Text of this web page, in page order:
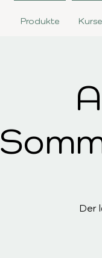
Produkte
Der